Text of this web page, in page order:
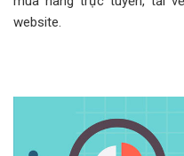
website.